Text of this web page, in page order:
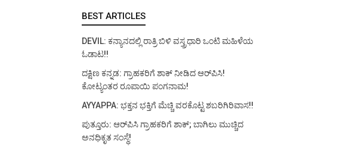
BEST ARTICLES
DEVIL: ಕನ್ಯಾನದಲ್ಲಿ ರಾತ್ರಿ ಬಿಳಿ ವಸ್ತ್ರಧಾರಿ ಒಂಟಿ ಮಹಿಳೆಯ
ಓಡಾಟ!!
ದಕ್ಷಿಣ ಕನ್ನಡ: ಗ್ರಾಹಕರಿಗೆ ಶಾಕ್ ನೀಡಿದ ಆರ್‌ಪಿಸಿ!
ಕೋಟ್ಯಂತರ ರೂಪಾಯಿ ಪಂಗನಾಮ!
AYYAPPA: ಭಕ್ತನ ಭಕ್ತಿಗೆ ಮೆಚ್ಚಿ ವರಕೊಟ್ಟ ಶಬರಿಗಿರಿವಾಸ!!
ಪುತ್ತೂರು: ಆರ್‌ಪಿಸಿ ಗ್ರಾಹಕರಿಗೆ ಶಾಕ್; ಬಾಗಿಲು ಮುಚ್ಚಿದ
ಅನಧಿಕೃತ ಸಂಸ್ಥೆ!